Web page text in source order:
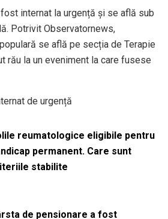
internat la urgență și se află sub
Potrivit Observatornews,
se află pe secția de Terapie
rău la un eveniment la care fusese
de urgență
reumatologice eligibile pentru
permanent. Care sunt
stabilite
de pensionare a fost